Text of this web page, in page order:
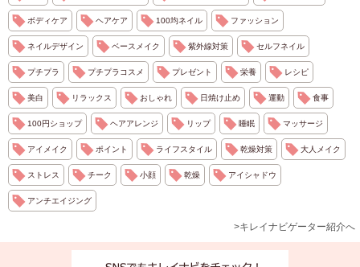
ボディケア ヘアケア 100均ネイル ファッション
ネイルデザイン ベースメイク 紫外線対策 セルフネイル
プチプラ プチプラコスメ プレゼント 栄養 レシピ
美白 リラックス おしゃれ 日焼け止め 運動 食事
100円ショップ ヘアアレンジ リップ 睡眠 マッサージ
アイメイク ポイント ライフスタイル 乾燥対策 大人メイク
ストレス チーク 小顔 乾燥 アイシャドウ
アンチエイジング
>キレイナビゲーター紹介へ